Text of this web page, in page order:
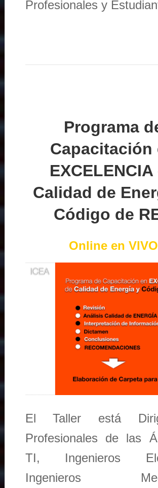
Profesionales y
Programa
Capacitación
EXCELENCIA
Calidad de
Código de
Online en VIVO
El Taller está
Profesionales de las
TI, Ingenieros
Ingenieros